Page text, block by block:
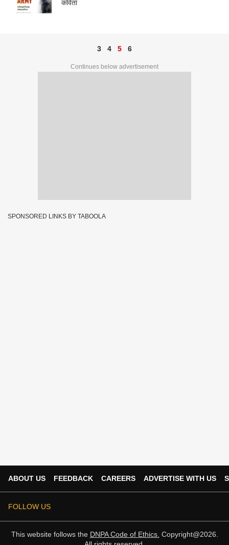
कविता
3 4 5 6
Continues below advertisement
SPONSORED LINKS BY TABOOLA
ABOUT US FEEDBACK CAREERS ADVERTISE WITH US
FOLLOW US
This website follows the DNPA Code of Ethics. Copyright@2026.